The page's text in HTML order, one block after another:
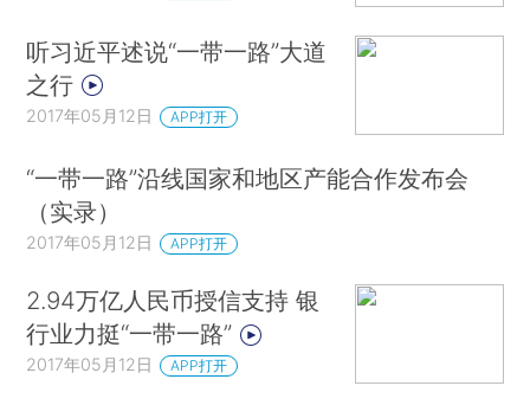
听习近平述说“一带一路”大道
之行
2017年05月12日 APP打开
“一带一路”沿线国家和地区产能合作发布会
（实录）
2017年05月12日 APP打开
2.94万亿人民币授信支持 银
行业力挺“一带一路”
2017年05月12日 APP打开